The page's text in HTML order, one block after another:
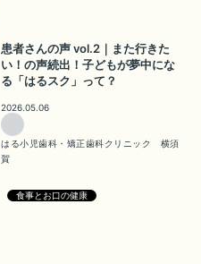
患者さんの声 vol.2｜また行きた
い！の声続出！子どもが夢中にな
る「はるスク」って？
2026.05.06
はる小児歯科・矯正歯科クリニック 横須
賀
食事とお口の健康